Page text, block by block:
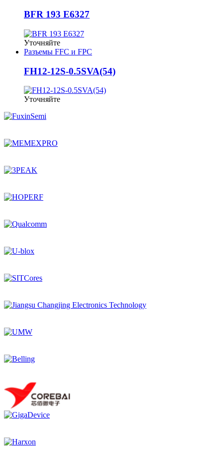
BFR 193 E6327
Уточняйте
Разъемы FFC и FPC
FH12-12S-0.5SVA(54)
Уточняйте